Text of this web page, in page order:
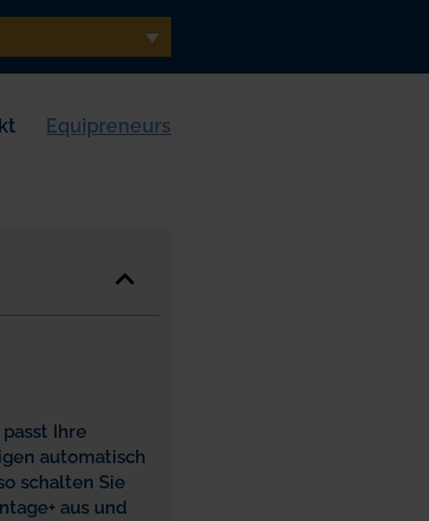
Equipreneurs
Ihre
automatisch
schalten Sie
aus und